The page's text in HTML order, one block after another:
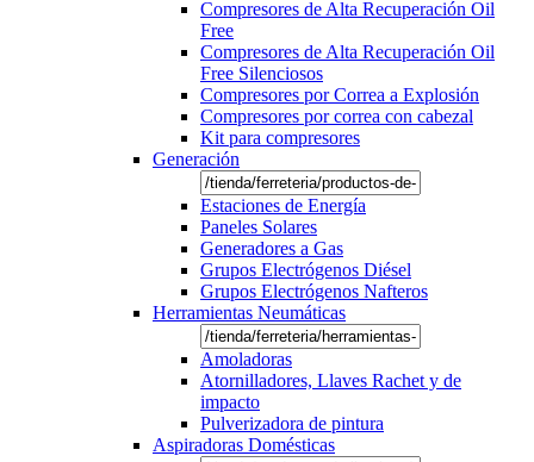
Compresores de Alta Recuperación Oil
Free
Compresores de Alta Recuperación Oil
Free Silenciosos
Compresores por Correa a Explosión
Compresores por correa con cabezal
Kit para compresores
Generación
Estaciones de Energía
Paneles Solares
Generadores a Gas
Grupos Electrógenos Diésel
Grupos Electrógenos Nafteros
Herramientas Neumáticas
Amoladoras
Atornilladores, Llaves Rachet y de
impacto
Pulverizadora de pintura
Aspiradoras Domésticas